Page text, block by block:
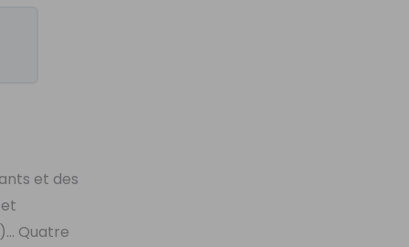
et des
Quatre